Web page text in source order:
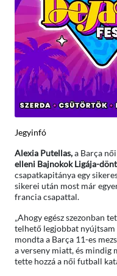
Jegyinfó
Alexia Putellas,a Barça
elleni Bajnokok Ligája-
csapatkapitánya egy
sikerei után most már
francia csapattal.
„Ahogy egész szezonban
telhető legjobbat nyújtsam
mondta a Barça 11-es
a verseny miatt, és mindig
tette hozzá a női futball